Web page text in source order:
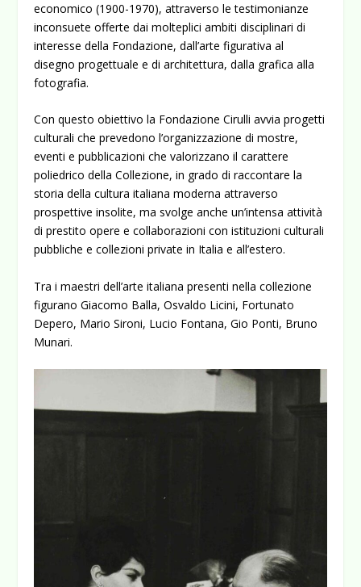
economico (1900-1970), attraverso le testimonianze
inconsuete offerte dai molteplici ambiti disciplinari di
interesse della Fondazione, dall’arte figurativa al
disegno progettuale e di architettura, dalla grafica alla
fotografia.
Con questo obiettivo la Fondazione Cirulli avvia progetti
culturali che prevedono l’organizzazione di mostre,
eventi e pubblicazioni che valorizzano il carattere
poliedrico della Collezione, in grado di raccontare la
storia della cultura italiana moderna attraverso
prospettive insolite, ma svolge anche un’intensa attività
di prestito opere e collaborazioni con istituzioni culturali
pubbliche e collezioni private in Italia e all’estero.
Tra i maestri dell’arte italiana presenti nella collezione
figurano Giacomo Balla, Osvaldo Licini, Fortunato
Depero, Mario Sironi, Lucio Fontana, Gio Ponti, Bruno
Munari.